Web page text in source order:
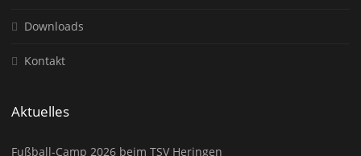
Downloads
Kontakt
Aktuelles
Fußball-Camp 2026 beim TSV Heringen